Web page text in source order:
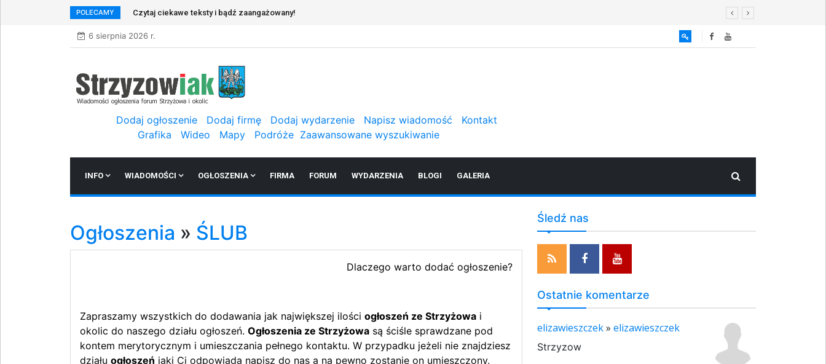
POLECAMY Czytaj ciekawe teksty i bądź zaangażowany!
6 sierpnia 2026 r.
Dodaj ogłoszenie Dodaj firmę Dodaj wydarzenie Napisz wiadomość
Kontakt
Grafika
Wideo Mapy Podróże Zaawansowane wyszukiwanie
INFO WIADOMOŚCI OGŁOSZENIA FIRMA FORUM WYDARZENIA BLOGI GALERIA
Ogłoszenia » ŚLUB
Dlaczego warto dodać ogłoszenie?
Zapraszamy wszystkich do dodawania jak największej ilości ogłoszeń ze Strzyżowa i
okolic do naszego działu ogłoszeń. Ogłoszenia ze Strzyżowa są ściśle sprawdzane pod
kontem merytorycznym i umieszczania pełnego kontaktu. W przypadku jeżeli nie znajdziesz
działu ogłoszeń jaki Ci odpowiada napisz do nas a na pewno zostanie on umieszczony.
Śledź nas
Ostatnie komentarze
elizawieszczek» elizawieszczek
Strzyzow